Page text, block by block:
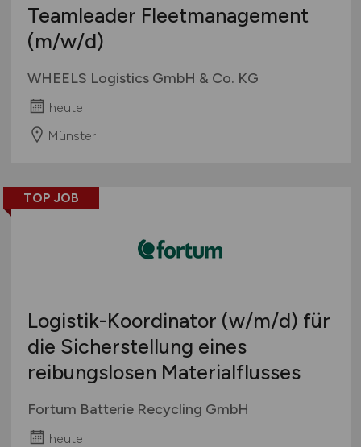
Teamleader Fleetmanagement
(m/w/d)
WHEELS Logistics GmbH & Co. KG
heute
Münster
TOP JOB
Logistik-Koordinator (w/m/d) für
die Sicherstellung eines
reibungslosen Materialflusses
Fortum Batterie Recycling GmbH
heute